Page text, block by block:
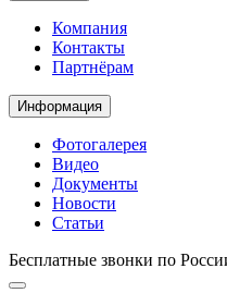
Компания
Контакты
Партнёрам
Информация
Фотогалерея
Видео
Документы
Новости
Статьи
Бесплатные звонки по